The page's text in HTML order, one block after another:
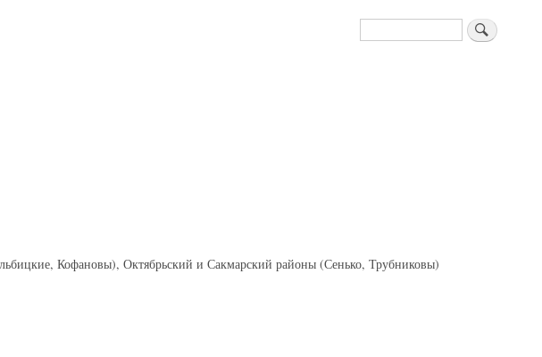
Поиск
Кофановы), Октябрьский и Сакмарский районы (Сенько, Трубниковы)